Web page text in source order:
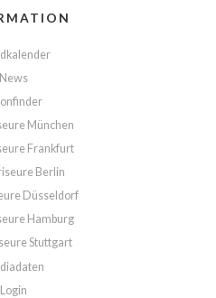
News
München
Frankfurt
Berlin
Düsseldorf
Hamburg
Stuttgart
Login